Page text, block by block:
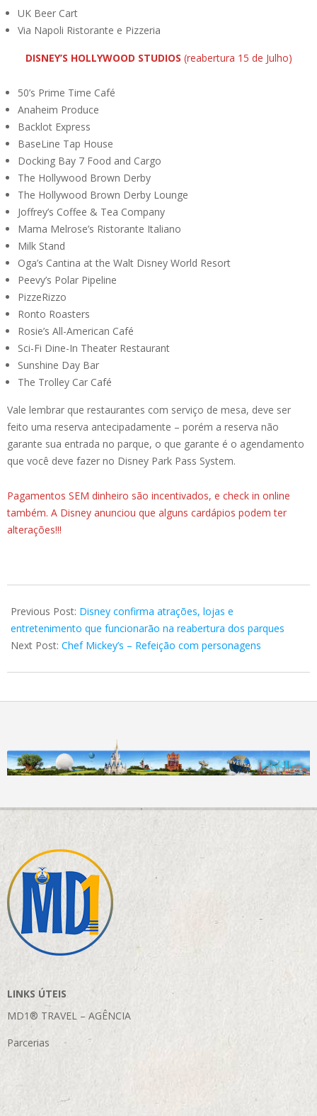
UK Beer Cart
Via Napoli Ristorante e Pizzeria
DISNEY’S HOLLYWOOD STUDIOS (reabertura 15 de Julho)
50’s Prime Time Café
Anaheim Produce
Backlot Express
BaseLine Tap House
Docking Bay 7 Food and Cargo
The Hollywood Brown Derby
The Hollywood Brown Derby Lounge
Joffrey’s Coffee & Tea Company
Mama Melrose’s Ristorante Italiano
Milk Stand
Oga’s Cantina at the Walt Disney World Resort
Peevy’s Polar Pipeline
PizzeRizzo
Ronto Roasters
Rosie’s All-American Café
Sci-Fi Dine-In Theater Restaurant
Sunshine Day Bar
The Trolley Car Café
Vale lembrar que restaurantes com serviço de mesa, deve ser
feito uma reserva antecipadamente – porém a reserva não
garante sua entrada no parque, o que garante é o agendamento
que você deve fazer no Disney Park Pass System.
Pagamentos SEM dinheiro são incentivados, e check in online
também. A Disney anunciou que alguns cardápios podem ter
alterações!!!
06-
23
Previous Post: Disney confirma atrações, lojas e
entretenimento que funcionarão na reabertura dos parques
Next Post: Chef Mickey’s – Refeição com personagens
LINKS ÚTEIS
MD1® TRAVEL – AGÊNCIA
Parcerias